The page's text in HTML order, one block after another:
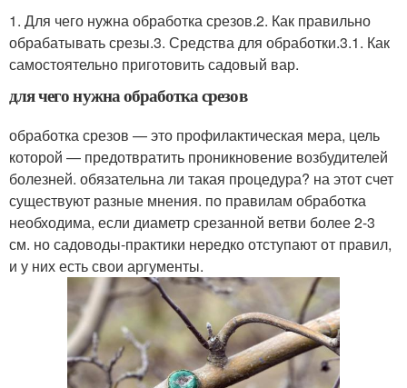
1. Для чего нужна обработка срезов.2. Как правильно
обрабатывать срезы.3. Средства для обработки.3.1. Как
самостоятельно приготовить садовый вар.
для чего нужна обработка срезов
обработка срезов — это профилактическая мера, цель
которой — предотвратить проникновение возбудителей
болезней. обязательна ли такая процедура? на этот счет
существуют разные мнения. по правилам обработка
необходима, если диаметр срезанной ветви более 2-3
см. но садоводы-практики нередко отступают от правил,
и у них есть свои аргументы.